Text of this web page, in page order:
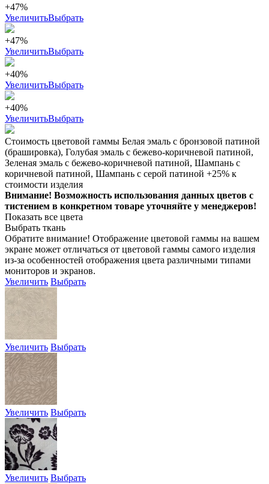
+47%
УвеличитьВыбрать
+47%
УвеличитьВыбрать
+40%
УвеличитьВыбрать
+40%
УвеличитьВыбрать
Стоимость цветовой гаммы Белая эмаль с бронзовой патиной
(брашировка), Голубая эмаль с бежево-коричневой патиной,
Зеленая эмаль с бежево-коричневой патиной, Шампань с
коричневой патиной, Шампань с серой патиной +25% к
стоимости изделия
Внимание! Возможность использования данных цветов с
тистением в конкретном товаре уточняйте у менеджеров!
Показать все цвета
Выбрать ткань
Обратите внимание! Отображение цветовой гаммы на вашем
экране может отличаться от цветовой гаммы самого изделия
из-за особенностей отображения цвета различными типами
мониторов и экранов.
Увеличить Выбрать
Увеличить Выбрать
Увеличить Выбрать
Увеличить Выбрать